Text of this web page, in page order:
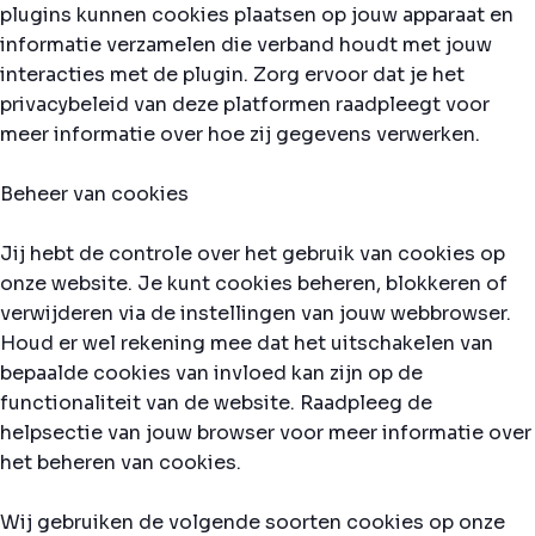
plugins kunnen cookies plaatsen op jouw apparaat en
informatie verzamelen die verband houdt met jouw
interacties met de plugin. Zorg ervoor dat je het
privacybeleid van deze platformen raadpleegt voor
meer informatie over hoe zij gegevens verwerken.
Beheer van cookies
Jij hebt de controle over het gebruik van cookies op
onze website. Je kunt cookies beheren, blokkeren of
verwijderen via de instellingen van jouw webbrowser.
Houd er wel rekening mee dat het uitschakelen van
bepaalde cookies van invloed kan zijn op de
functionaliteit van de website. Raadpleeg de
helpsectie van jouw browser voor meer informatie over
het beheren van cookies.
Wij gebruiken de volgende soorten cookies op onze